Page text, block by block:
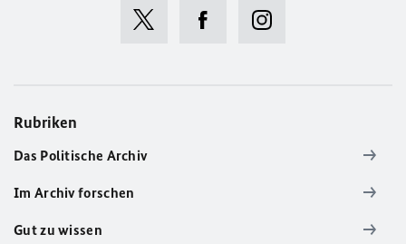
Rubriken
Das Politische Archiv
Im Archiv forschen
Gut zu wissen